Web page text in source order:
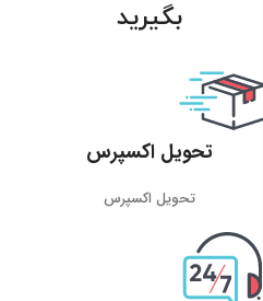
بگیرید
تحویل اکسپرس
تحویل اکسپرس